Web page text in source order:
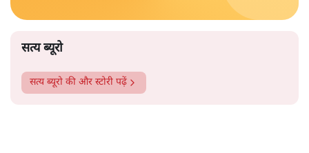
सत्य ब्यूरो
सत्य ब्यूरो की और स्टोरी पढ़ें